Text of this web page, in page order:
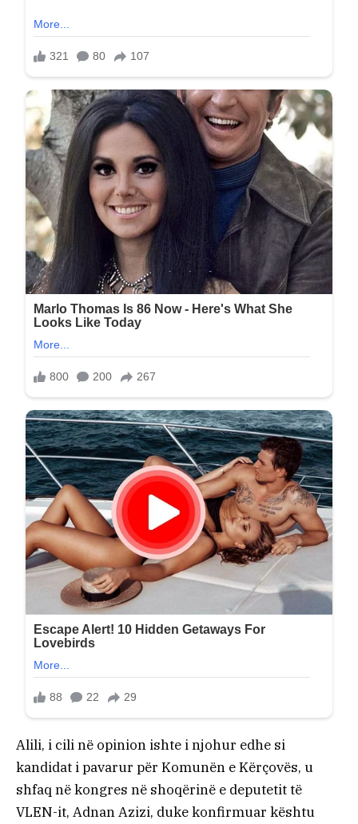
Alili, i cili në opinion ishte i njohur edhe si
kandidat i pavarur për Komunën e Kërçovës, u
shfaq në kongres në shoqërinë e deputetit të
VLEN-it, Adnan Azizi, duke konfirmuar kështu